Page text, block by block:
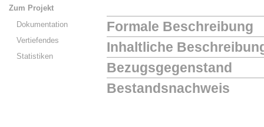
Zum Projekt
Dokumentation
Vertiefendes
Statistiken
Formale Beschreibung
Inhaltliche
Bezugsgegenstand
Bestandsnachweis